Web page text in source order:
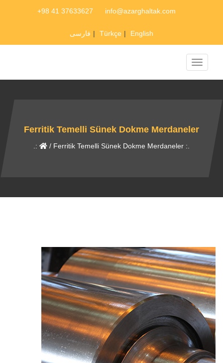
+98 41 37633627 info@azarghaltak.com
فارسی | Türkçe | English
Toggle
Ferritik Temelli Sünek Dokme Merdaneler
.: / Ferritik Temelli Sünek Dokme Merdaneler :.